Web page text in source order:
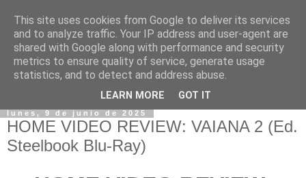
lunes, 9 de junio de 2025
HOME VIDEO REVIEW: VAIANA 2 (Ed.
Steelbook Blu-Ray)
This site uses cookies from Google to deliver its services
and to analyze traffic. Your IP address and user-agent are
shared with Google along with performance and security
metrics to ensure quality of service, generate usage
statistics, and to detect and address abuse.
LEARN MORE GOT IT